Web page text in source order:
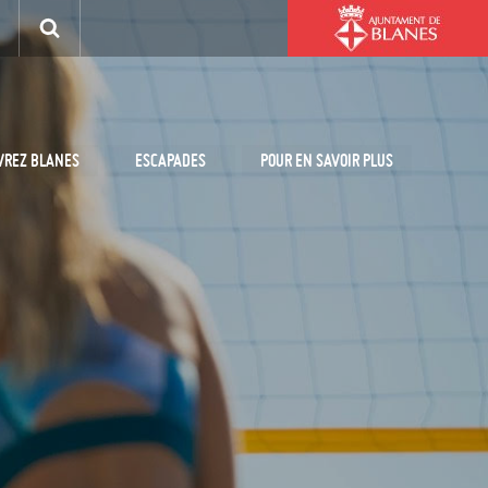
BLANES ESCAPADES POUR EN SAVOIR PLUS